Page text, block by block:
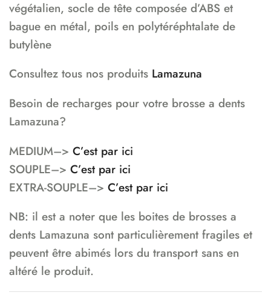
végétalien, socle de tête composée d’ABS et
bague en métal, poils en polytéréphtalate de
butylène
Consultez tous nos produits Lamazuna
Besoin de recharges pour votre brosse a dents
Lamazuna?
MEDIUM–> C’est par ici
SOUPLE–> C’est par ici
EXTRA-SOUPLE–> C’est par ici
NB: il est a noter que les boites de brosses a
dents Lamazuna sont particulièrement fragiles et
peuvent être abimés lors du transport sans en
altéré le produit.